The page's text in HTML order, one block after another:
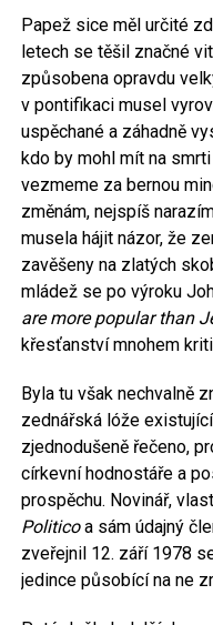
Papež sice měl určité
letech se těšil značné
způsobena opravdu
v pontifikaci musel
uspěchané a záhadně
kdo by mohl mít na
vezmeme za bernou
změnám, nejspíš
musela hájit názor, že
zavěšeny na zlatých
mládež se po výroku
are more popular than
křesťanství mnohem
Byla tu však nechvalně
zednářská lóže
zjednodušeně řečeno,
církevní hodnostáře a
prospěchu. Novinář,
Politicoa sám údajný
zveřejnil 12. září 1978
jedince působící na ne